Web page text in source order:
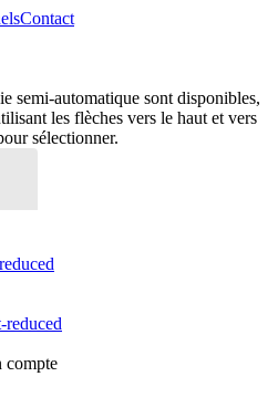
Contact
semi-automatique sont disponibles,
les flèches vers le haut et vers
sélectionner.
compte